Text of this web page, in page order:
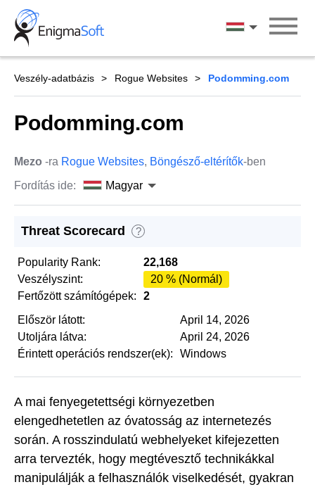
Skip
content
Magyar
Veszély-adatbázis Rogue Websites Podomming.com
Podomming.com
Mezo -ra Rogue Websites, Böngésző-eltérítők-ben
Fordítás ide:
Magyar
Threat Scorecard ?
Popularity Rank:
22,168
Veszélyszint:
20 % (Normál)
Fertőzött számítógépek:
2
Először látott:
April 14, 2026
Utoljára látva:
April 24, 2026
Érintett operációs rendszer(ek):
Windows
A mai fenyegetettségi környezetben
elengedhetetlen az óvatosság az internetezés
során. A rosszindulatú webhelyeket kifejezetten
arra tervezték, hogy megtévesztő technikákkal
manipulálják a felhasználók viselkedését, gyakran